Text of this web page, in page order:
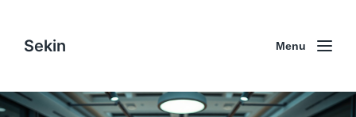
Sekin Menu